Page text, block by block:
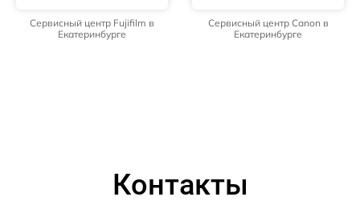
Сервисный центр Fujifilm в
Екатеринбурге
Сервисный центр Canon в
Екатеринбурге
Контакты